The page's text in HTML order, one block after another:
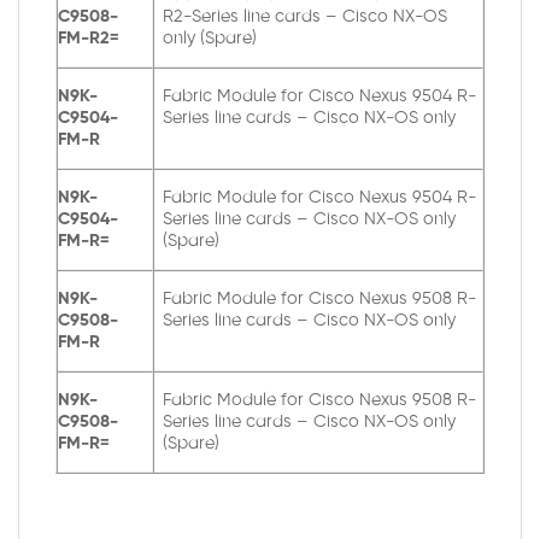
C9508-
FM-R2=
R2-Series line cards – Cisco NX-OS
only (Spare)
N9K-
C9504-
FM-R
Fabric Module for Cisco Nexus 9504 R-
Series line cards – Cisco NX-OS only
N9K-
C9504-
FM-R=
Fabric Module for Cisco Nexus 9504 R-
Series line cards – Cisco NX-OS only
(Spare)
N9K-
C9508-
FM-R
Fabric Module for Cisco Nexus 9508 R-
Series line cards – Cisco NX-OS only
N9K-
C9508-
FM-R=
Fabric Module for Cisco Nexus 9508 R-
Series line cards – Cisco NX-OS only
(Spare)